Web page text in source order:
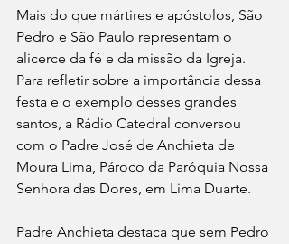
Mais do que mártires e apóstolos, São
Pedro e São Paulo representam o
alicerce da fé e da missão da Igreja.
Para refletir sobre a importância dessa
festa e o exemplo desses grandes
santos, a Rádio Catedral conversou
com o Padre José de Anchieta de
Moura Lima, Pároco da Paróquia Nossa
Senhora das Dores, em Lima Duarte.
Padre Anchieta destaca que sem Pedro